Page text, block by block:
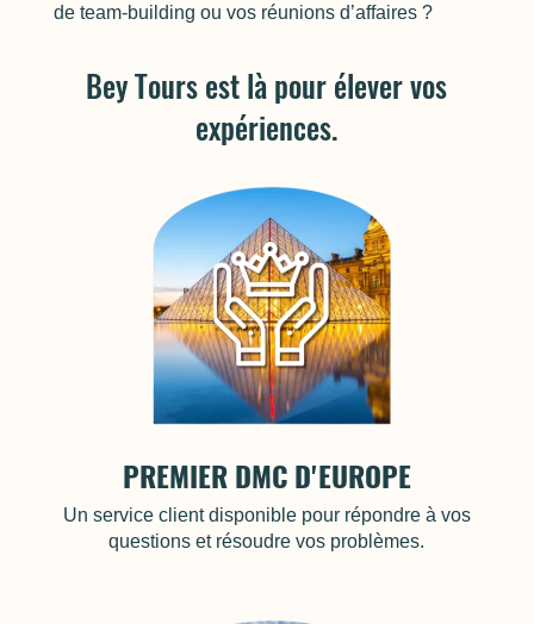
de team-building ou vos réunions d’affaires ?
Bey Tours est là pour élever vos
expériences.
PREMIER DMC D'EUROPE
Un service client disponible pour répondre à vos
questions et résoudre vos problèmes.